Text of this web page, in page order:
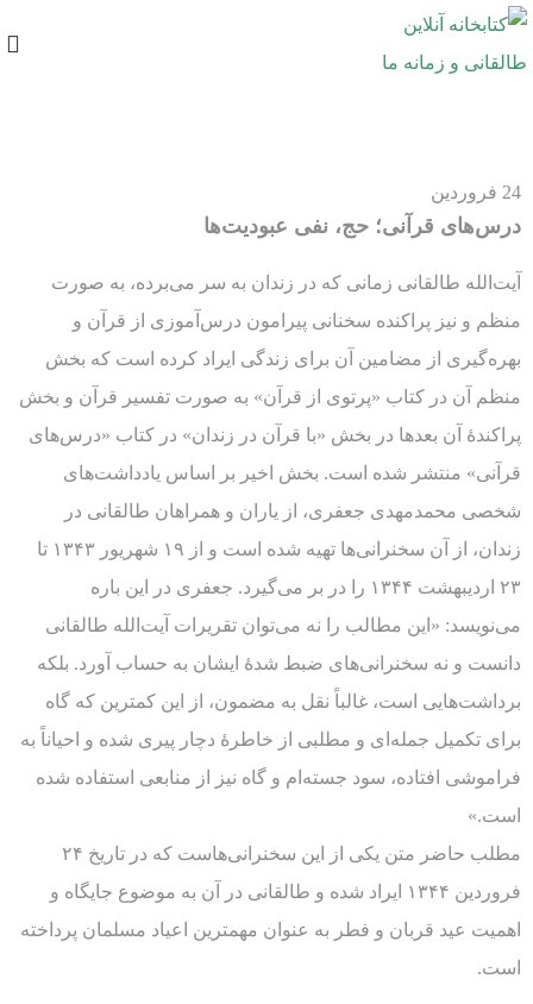
24 فروردین
درس‌های قرآنی؛ حج، نفی عبودیت‌ها
آیت‌الله طالقانی زمانی که در زندان به سر می‌برده، به صورت
منظم و نیز پراکنده سخنانی پیرامون درس‌آموزی از قرآن و
بهره‌گیری از مضامین آن برای زندگی ایراد کرده است که بخش
منظم آن در کتاب «پرتوی از قرآن» به صورت تفسیر قرآن و بخش
پراکندۀ آن بعدها در بخش «با قرآن در زندان» در کتاب «درس‌های
قرآنی» منتشر شده است. بخش اخیر بر اساس یادداشت‌های
شخصی محمدمهدی جعفری، از یاران و همراهان طالقانی در
زندان، از آن سخنرانی‌ها تهیه شده است و از ۱۹ شهریور ۱۳۴۳ تا
۲۳ اردیبهشت ۱۳۴۴ را در بر می‌گیرد. جعفری در این باره
می‌نویسد: «این مطالب را نه می‌توان تقریرات آیت‌الله طالقانی
دانست و نه سخنرانی‌های ضبط شدۀ ایشان به حساب آورد. بلکه
برداشت‌هایی است، غالباً نقل به مضمون، از این کمترین که گاه
برای تکمیل جمله‌ای و مطلبی از خاطرۀ دچار پیری شده و احیاناً به
فراموشی افتاده، سود جسته‌ام و گاه نیز از منابعی استفاده شده
است.»
مطلب حاضر متن یکی از این سخنرانی‌هاست که در تاریخ ۲۴
فروردین ۱۳۴۴ ایراد شده و طالقانی در آن به موضوع جایگاه و
اهمیت عید قربان و فطر به عنوان مهمترین اعیاد مسلمان پرداخته
است.